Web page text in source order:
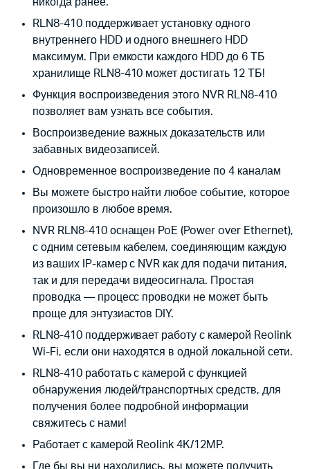
никогда ранее.
RLN8-410 поддерживает установку одного
внутреннего HDD и одного внешнего HDD
максимум. При емкости каждого HDD до 6 ТБ
хранилище RLN8-410 может достигать 12 ТБ!
Функция воспроизведения этого NVR RLN8-410
позволяет вам узнать все события.
Воспроизведение важных доказательств или
забавных видеозаписей.
Одновременное воспроизведение по 4 каналам
Вы можете быстро найти любое событие, которое
произошло в любое время.
NVR RLN8-410 оснащен PoE (Power over Ethernet),
с одним сетевым кабелем, соединяющим каждую
из ваших IP-камер с NVR как для подачи питания,
так и для передачи видеосигнала. Простая
проводка — процесс проводки не может быть
проще для энтузиастов DIY.
RLN8-410 поддерживает работу с камерой Reolink
Wi-Fi, если они находятся в одной локальной сети.
RLN8-410 работать с камерой с функцией
обнаружения людей/транспортных средств, для
получения более подробной информации
свяжитесь с нами!
Работает с камерой Reolink 4K/12MP.
Где бы вы ни находились, вы можете получить